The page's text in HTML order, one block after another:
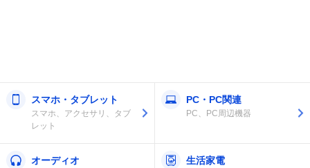
スマホ・タブレット
スマホ、アクセサリ、タブ
レット
PC・PC関連
PC、PC周辺機器
オーディオ 生活家電